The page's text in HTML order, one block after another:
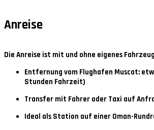
Anreise
Die Anreise ist mit und ohne eigenes
Entfernung vom Flughafen Muscat:
Stunden Fahrzeit)
Transfer mit Fahrer oder Taxi auf
Ideal als Station auf einer Oman-